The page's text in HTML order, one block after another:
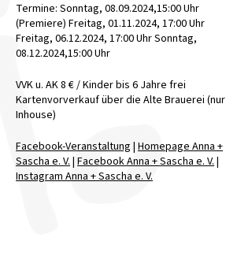
Termine: Sonntag, 08.09.2024,15:00 Uhr
(Premiere) Freitag, 01.11.2024, 17:00 Uhr
Freitag, 06.12.2024, 17:00 Uhr Sonntag,
08.12.2024,15:00 Uhr
VVK u. AK 8 € / Kinder bis 6 Jahre frei
Kartenvorverkauf über die Alte Brauerei (nur
Inhouse)
Facebook-Veranstaltung | Homepage Anna +
Sascha e. V.| Facebook Anna + Sascha e. V.|
Instagram Anna + Sascha e. V.